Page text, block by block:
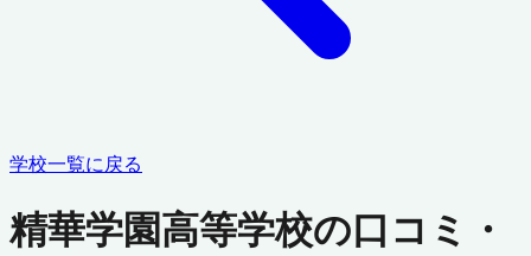
学校一覧に戻る
精華学園高等学校の口コミ・